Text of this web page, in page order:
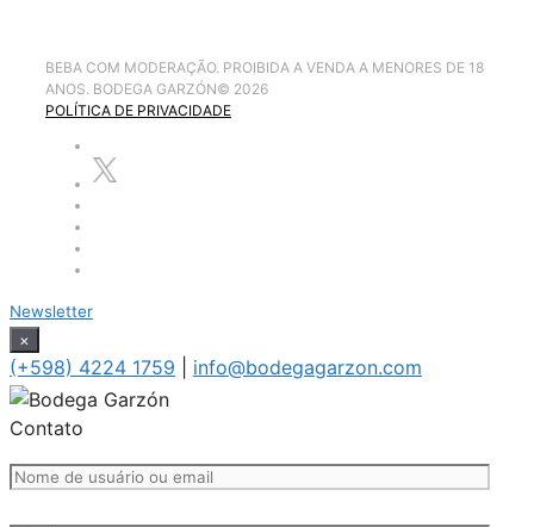
BEBA COM MODERAÇÃO. PROIBIDA A VENDA A MENORES DE 18
ANOS. BODEGA GARZÓN© 2026
POLÍTICA DE PRIVACIDADE
Newsletter
×
(+598) 4224 1759 info@bodegagarzon.com
Contato